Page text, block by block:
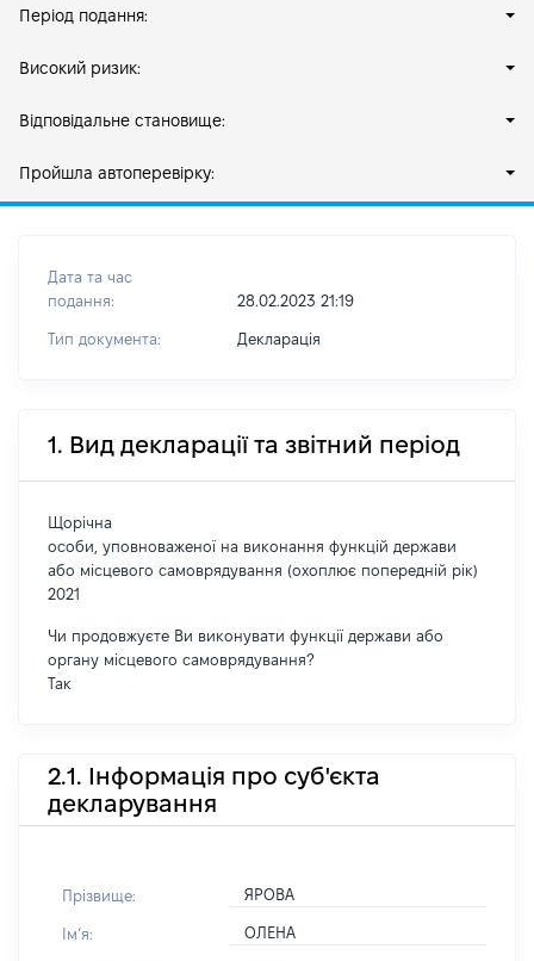
Період подання:
Високий ризик:
Відповідальне становище:
Пройшла автоперевірку:
Дата та час
подання:
28.02.2023 21:19
Тип документа: Декларація
1. Вид декларації та звітний період
Щорічна
особи, уповноваженої на виконання функцій держави
або місцевого самоврядування (охоплює попередній рік)
2021
Чи продовжуєте Ви виконувати функції держави або
органу місцевого самоврядування?
Так
2.1. Інформація про суб'єкта
декларування
Прізвище: ЯРОВА
Імʼя: ОЛЕНА